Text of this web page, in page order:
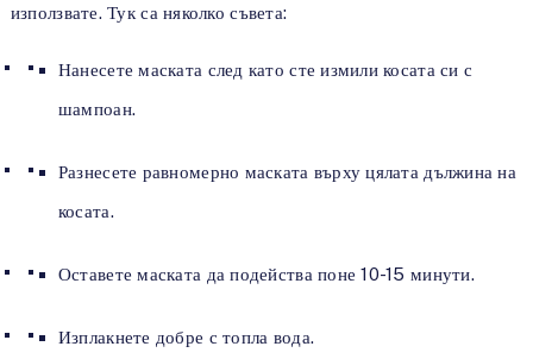
използвате. Тук са няколко съвета:
Нанесете маската след като сте измили косата си с
шампоан.
Разнесете равномерно маската върху цялата дължина на
косата.
Оставете маската да подейства поне 10-15 минути.
Изплакнете добре с топла вода.